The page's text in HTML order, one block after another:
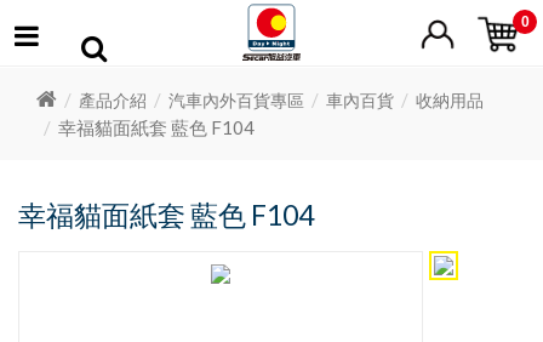
0
產品介紹 汽車內外百貨專區 車內百貨 收納用品
幸福貓面紙套 藍色 F104
幸福貓面紙套 藍色 F104